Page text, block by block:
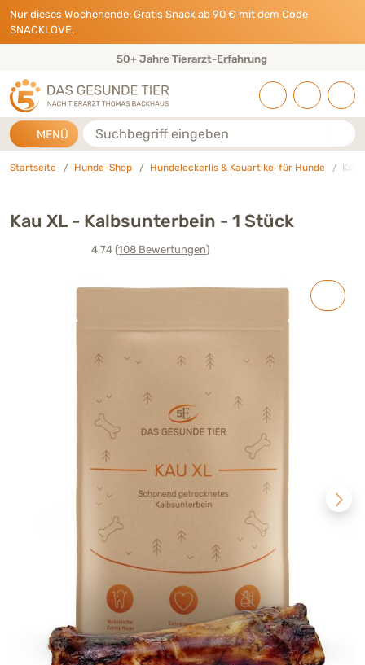
Direkt zu:
INHALT
HAUPTMENÜ
FOOTER
Nur dieses Wochenende: Gratis Snack ab 90 € mit dem Code
SNACKLOVE.
50+ Jahre Tierarzt-Erfahrung
MENÜ Suche
Startseite Hunde-Shop Hundeleckerlis & Kauartikel für Hunde Kau
Kau XL - Kalbsunterbein - 1 Stück
4,74(108 Bewertungen)